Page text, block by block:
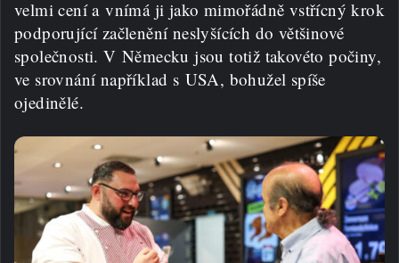
velmi cení a vnímá ji jako mimořádně vstřícný krok
podporující začlenění neslyšících do většinové
společnosti. V Německu jsou totiž takovéto počiny,
ve srovnání například s USA, bohužel spíše
ojedinělé.